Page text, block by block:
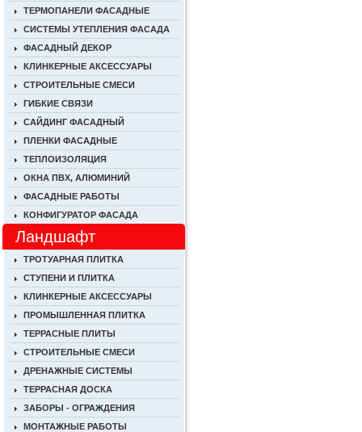
ТЕРМОПАНЕЛИ ФАСАДНЫЕ
СИСТЕМЫ УТЕПЛЕНИЯ ФАСАДА
ФАСАДНЫЙ ДЕКОР
КЛИНКЕРНЫЕ АКСЕССУАРЫ
СТРОИТЕЛЬНЫЕ СМЕСИ
ГИБКИЕ СВЯЗИ
САЙДИНГ ФАСАДНЫЙ
ПЛЕНКИ ФАСАДНЫЕ
ТЕПЛОИЗОЛЯЦИЯ
ОКНА ПВХ, АЛЮМИНИЙ
ФАСАДНЫЕ РАБОТЫ
КОНФИГУРАТОР ФАСАДА
Ландшафт
ТРОТУАРНАЯ ПЛИТКА
СТУПЕНИ И ПЛИТКА
КЛИНКЕРНЫЕ АКСЕССУАРЫ
ПРОМЫШЛЕННАЯ ПЛИТКА
ТЕРРАСНЫЕ ПЛИТЫ
СТРОИТЕЛЬНЫЕ СМЕСИ
ДРЕНАЖНЫЕ СИСТЕМЫ
ТЕРРАСНАЯ ДОСКА
ЗАБОРЫ - ОГРАЖДЕНИЯ
МОНТАЖНЫЕ РАБОТЫ